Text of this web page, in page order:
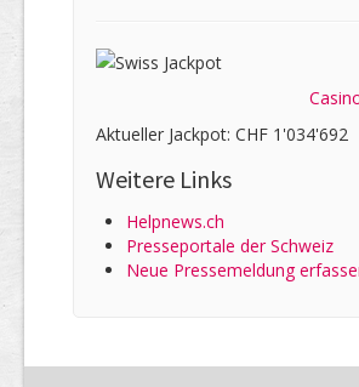
Aktueller Jackpot: CHF 1'034'692
Weitere Links
Helpnews.ch
Presseportale der Schweiz
Neue Pressemeldung